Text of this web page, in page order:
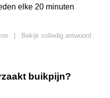
elke 20 minuten
Bekijk volledig antwoord
buikpijn?